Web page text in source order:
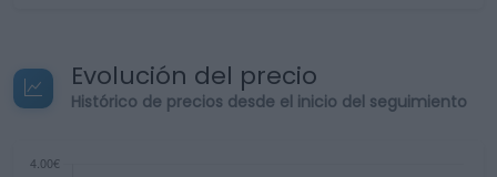
Evolución del precio
Histórico de precios desde el inicio del seguimiento